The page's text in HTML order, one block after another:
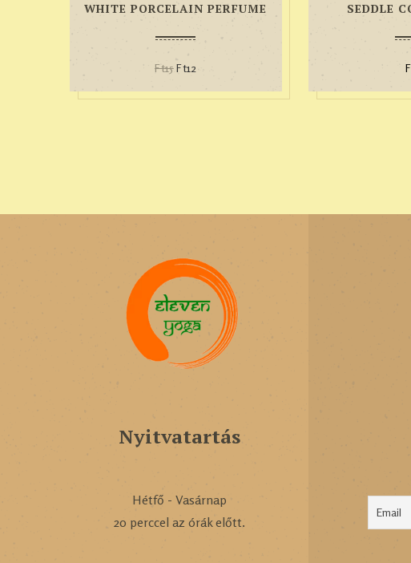
WHITE PORCELAIN PERFUME
Ft15 Ft12
SEDDLE
Nyitvatartás
Hétfő - Vasárnap
20 perccel az órák előtt.